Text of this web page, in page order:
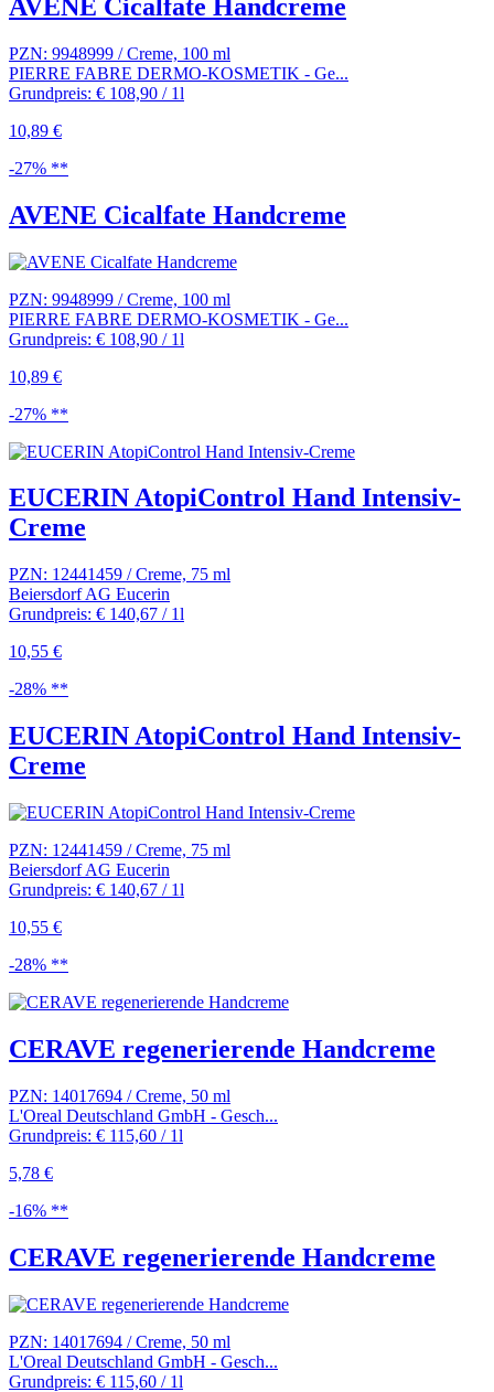
AVENE Cicalfate Handcreme
PZN: 9948999 / Creme, 100 ml
PIERRE FABRE DERMO-KOSMETIK - Ge...
Grundpreis: € 108,90 / 1l
10,89 €
-27% **
AVENE Cicalfate Handcreme
PZN: 9948999 / Creme, 100 ml
PIERRE FABRE DERMO-KOSMETIK - Ge...
Grundpreis: € 108,90 / 1l
10,89 €
-27% **
EUCERIN AtopiControl Hand Intensiv-
Creme
PZN: 12441459 / Creme, 75 ml
Beiersdorf AG Eucerin
Grundpreis: € 140,67 / 1l
10,55 €
-28% **
EUCERIN AtopiControl Hand Intensiv-
Creme
PZN: 12441459 / Creme, 75 ml
Beiersdorf AG Eucerin
Grundpreis: € 140,67 / 1l
10,55 €
-28% **
CERAVE regenerierende Handcreme
PZN: 14017694 / Creme, 50 ml
L'Oreal Deutschland GmbH - Gesch...
Grundpreis: € 115,60 / 1l
5,78 €
-16% **
CERAVE regenerierende Handcreme
PZN: 14017694 / Creme, 50 ml
L'Oreal Deutschland GmbH - Gesch...
Grundpreis: € 115,60 / 1l